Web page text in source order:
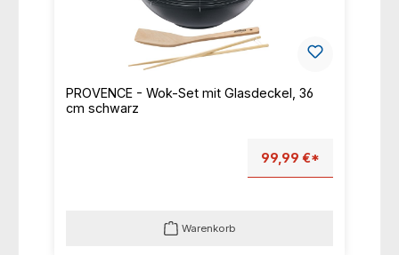
PROVENCE - Wok-Set mit Glasdeckel, 36
cm schwarz
99,99 €*
Warenkorb